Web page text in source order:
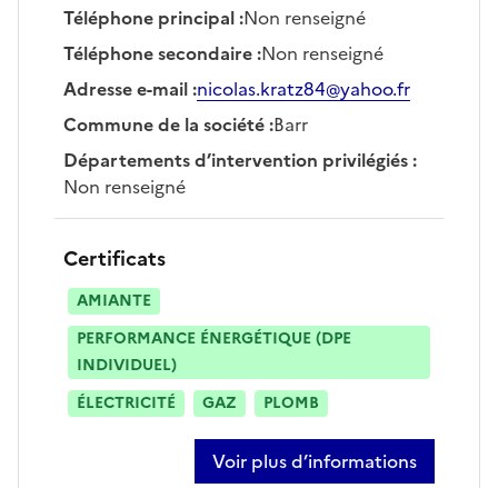
Téléphone principal:Non renseigné
Téléphone secondaire:Non renseigné
Adresse e-mail:nicolas.kratz84@yahoo.fr
Commune de la société:Barr
Départements d’intervention privilégiés:
Non renseigné
Certificats
AMIANTE
PERFORMANCE ÉNERGÉTIQUE (DPE
INDIVIDUEL)
ÉLECTRICITÉ
GAZ PLOMB
Voir plus d’informations
sur nicolas kratz